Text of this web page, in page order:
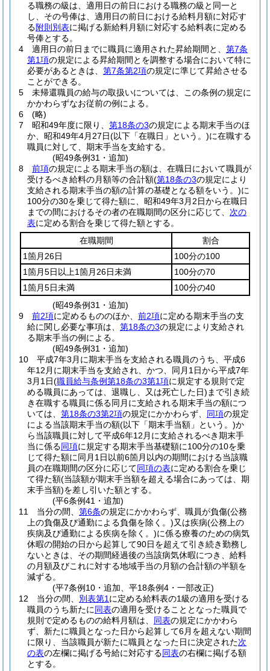
る職務の級は、適用日の前日における職務の級と同一と
し、その号俸は、適用日の前日における給料月額に対応す
る附則別表に掲げる新給料月額に対応する給料表に定める
号俸とする。
4
適用日の前日までに職員に適用された昇給期間と、 第7条
第1項の規定による昇給期間とを調整する場合において特に
必要があるときは、 第7条第2項の規定に準じて昇給させる
ことができる。
5
未帰還職員の給与の取扱いについては、この条例の規定に
かかわらずなお従前の例による。
6
(略)
7
昭和49年度に限り、 第18条の3の規定による期末手当のほ
か、昭和49年4月27日(以下「在職日」という。)に在職する
職員に対して、期末手当を支給する。
(昭49条例31・追加)
8
前項の規定による期末手当の額は、在職日において職員が
受けるべき給料の月額等の合計額(第18条の3の規定により
支給される期末手当の額の計算の基礎となる額をいう。)に
100分の30を乗じて得た額に、昭和49年3月2日から在職日
までの間におけるその者の在職期間の区分に応じて、 次の
表に定める割合を乗じて得た額とする。
在職期間
割合
1箇月26日
100分の100
1箇月5日以上1箇月26日未満
100分の70
1箇月5日未満
100分の40
(昭49条例31・追加)
9
前2項に定めるもののほか、 前2項に定める期末手当の支
給に関し必要な事項は、 第18条の3の規定により支給され
る期末手当の例による。
(昭49条例31・追加)
10
平成7年3月に期末手当を支給される職員のうち、平成6
年12月に期末手当を支給され、かつ、同月1日から平成7年
3月1日(職員給与条例第18条の3第1項に規定する規則で定
める職員にあっては、退職し、又は死亡した日) まで引き続
き在職する職員に係る同月に支給される期末手当の額につ
いては、 第18条の3第2項の規定にかかわらず、 同項の規定
による当該期末手当の額(以下「期末手当額」という。)か
ら当該職員に対して平成6年12月に支給されるべき期末手
当に係る同項に規定する期末手当基礎額に100分の10を乗
じて得た額に同月1日以前6箇月以内の期間における当該職
員の在職期間の区分に応じて同項の表に定める割合を乗じ
て得た額(当該額が期末手当額を超える場合にあっては、期
末手当額)を差し引いた額とする。
(平6条例41・追加)
11
当分の間、 第6条の規定にかかわらず、職員が負傷(公務
上の負傷及び通勤による負傷を除く。)又は疾病(公務上の
疾病及び通勤による疾病を除く。)に係る療養のための病気
休暇の開始の日から起算して90日を超えて引き続き勤務し
ないときは、その期間経過後の当該病気休暇につき、給料
の月額及びこれに対する地域手当の月額の合計額の半額を
減ずる。
(平7条例10・追加、平18条例4・一部改正)
12
当分の間、 別表第1 に定める給料表の1級の適用を受ける
職員のうち新たに同表の適用を受けることとなった職員で
規則で定めるものの給料月額は、 同表の規定にかかわら
ず、新たに職員となった日から起算して6月を超えない期間
に限り、当該職員が新たに職員となった日に決定された次
の表の左欄に掲げる号給に対応する同表の右欄に掲げる額
とする。